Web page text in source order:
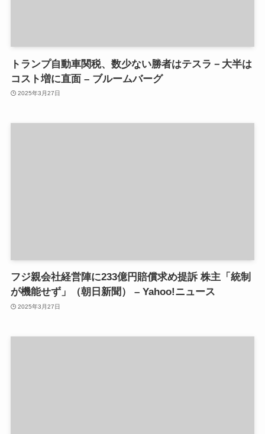
トランプ自動車関税、数少ない勝者はテスラ－大半は
コスト増に直面 – ブルームバーグ
2025年3月27日
フジ親会社経営陣に233億円賠償求め提訴 株主「統制
が機能せず」（朝日新聞） – Yahoo!ニュース
2025年3月27日